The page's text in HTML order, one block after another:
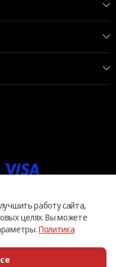
работу сайта,
целях. Вы можете
Политика